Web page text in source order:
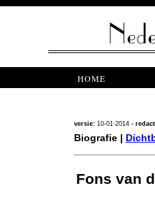
HOME
versie: 10-01-2014 -
Biografie |
Fons van